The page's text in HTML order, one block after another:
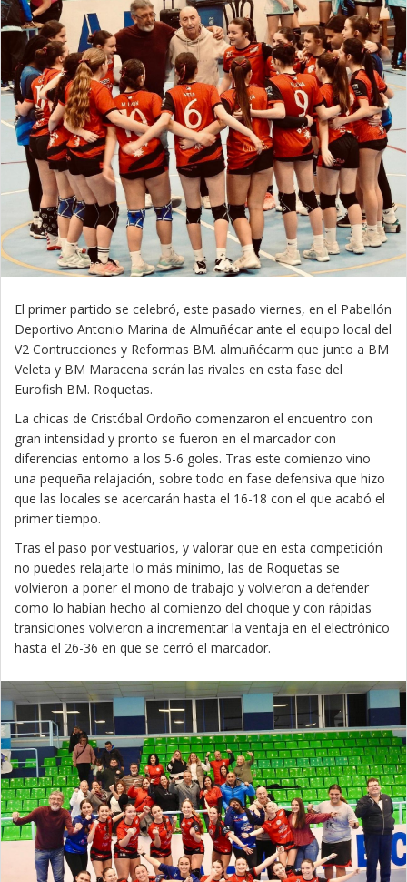
El primer partido se celebró, este pasado viernes, en el Pabellón
Deportivo Antonio Marina de Almuñécar ante el equipo local del
V2 Contrucciones y Reformas BM. almuñécarm que junto a BM
Veleta y BM Maracena serán las rivales en esta fase del
Eurofish BM. Roquetas.
La chicas de Cristóbal Ordoño comenzaron el encuentro con
gran intensidad y pronto se fueron en el marcador con
diferencias entorno a los 5-6 goles. Tras este comienzo vino
una pequeña relajación, sobre todo en fase defensiva que hizo
que las locales se acercarán hasta el 16-18 con el que acabó el
primer tiempo.
Tras el paso por vestuarios, y valorar que en esta competición
no puedes relajarte lo más mínimo, las de Roquetas se
volvieron a poner el mono de trabajo y volvieron a defender
como lo habían hecho al comienzo del choque y con rápidas
transiciones volvieron a incrementar la ventaja en el electrónico
hasta el 26-36 en que se cerró el marcador.